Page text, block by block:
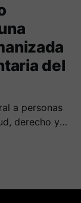
del
a personas
derecho y
una